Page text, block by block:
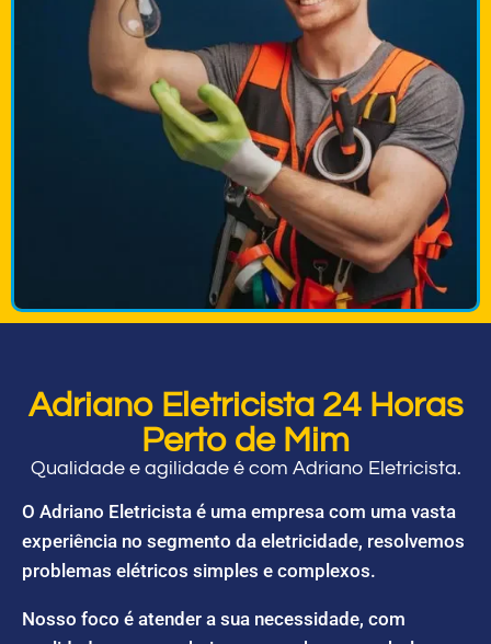
Adriano Eletricista 24 Horas
Perto de Mim
Qualidade e agilidade é com Adriano Eletricista.
O Adriano Eletricista é uma empresa com uma vasta
experiência no segmento da eletricidade, resolvemos
problemas elétricos simples e complexos.
Nosso foco é atender a sua necessidade, com